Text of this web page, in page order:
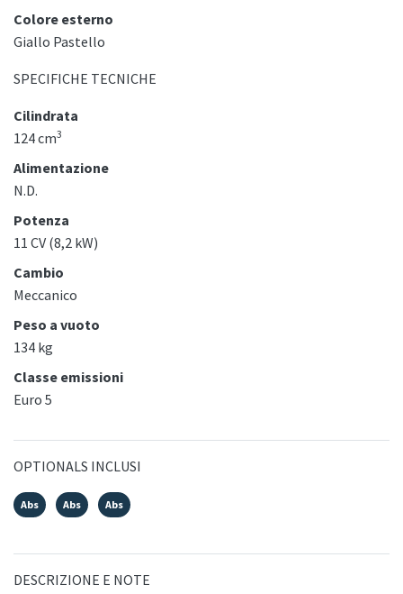
Colore esterno
Giallo Pastello
SPECIFICHE TECNICHE
Cilindrata
124 cm3
Alimentazione
N.D.
Potenza
11 CV (8,2 kW)
Cambio
Meccanico
Peso a vuoto
134 kg
Classe emissioni
Euro 5
OPTIONALS INCLUSI
Abs Abs Abs
DESCRIZIONE E NOTE